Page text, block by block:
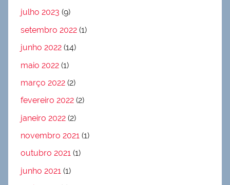
julho 2023 (9)
setembro 2022 (1)
junho 2022 (14)
maio 2022 (1)
março 2022 (2)
fevereiro 2022 (2)
janeiro 2022 (2)
novembro 2021 (1)
outubro 2021 (1)
junho 2021 (1)